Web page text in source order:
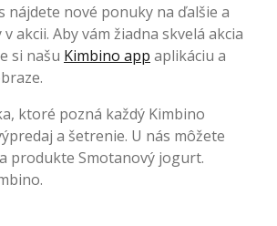
nájdete nové ponuky na ďalšie a
akcii. Aby vám žiadna skvelá akcia
si našu Kimbino app aplikáciu a
ktoré pozná každý Kimbino
a šetrenie. U nás môžete
produkte Smotanový jogurt.